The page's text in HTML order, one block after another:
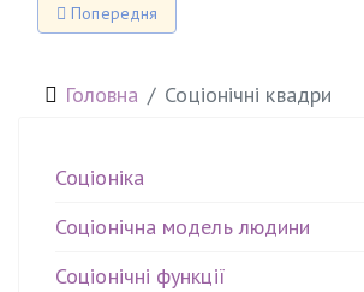
Попередня стаття: Інтертипні відносини
Попередня
Головна Соціонічні квадри
Соціоніка
Соціонічна модель людини
Соціонічні функції